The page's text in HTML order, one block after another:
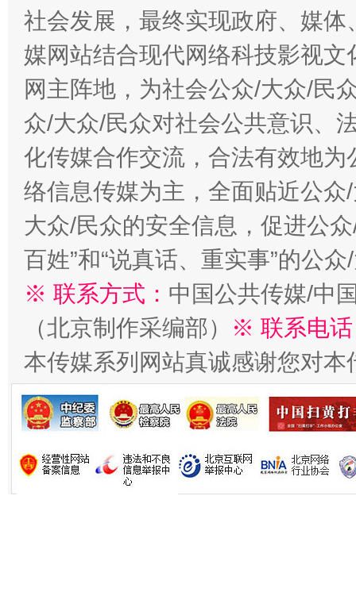
魏明
“刷贴”乱象丛生
生
社会发展，最终实现政府、媒
媒网站结合现代网络科技影视
网主阵地，为社会公众/大众/民
众/大众/民众对社会公共意识、
化传媒合作交流，合法有效地
络信息传媒为主，全面贴近公
大众/民众的安全信息，促进公
百姓”和“说真话、重实事”的公
※ 联系方式： 中国公共传媒/中
（北京制作采编部）
※ 联系电
本传媒系列网站真诚感谢您对